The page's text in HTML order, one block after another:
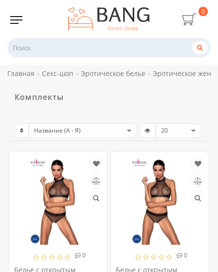
0
Главная Секс-шоп Эротическое белье Эротическое
Комплекты
0
Белье с открытым
0
Белье с открытым